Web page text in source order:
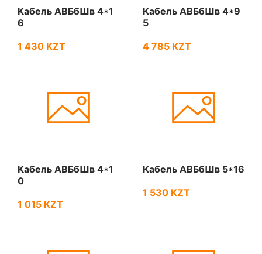
Кабель АВБбШв 4*1
6
1 430 KZT
Кабель АВБбШв 4*9
5
4 785 KZT
Кабель АВБбШв 4*1
0
1 015 KZT
Кабель АВБбШв 5*16
1 530 KZT